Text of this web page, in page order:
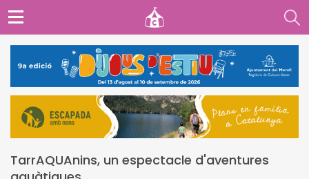
TarrAQUAnins, un espectacle d'aventures